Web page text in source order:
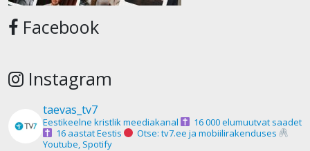
Facebook
Instagram
taevas_tv7
Eestikeelne kristlik meediakanal
16 000 elumuutvat saadet
16 aastat Eestis
Otse: tv7.ee ja mobiilirakenduses
Youtube, Spotify